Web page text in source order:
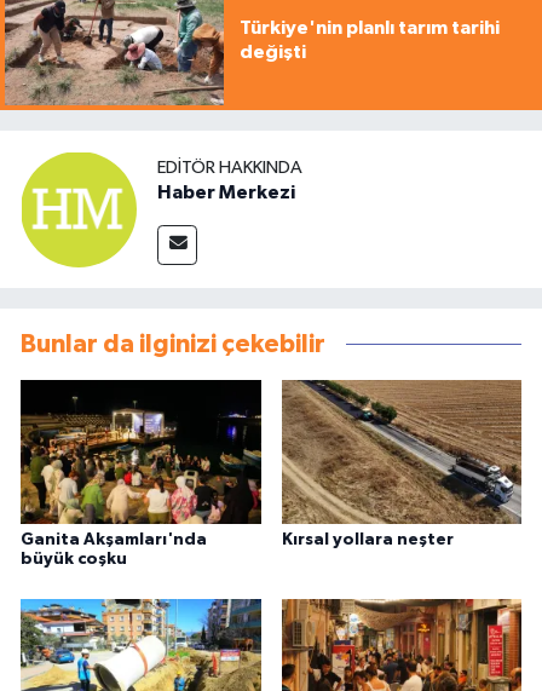
Türkiye'nin planlı tarım tarihi
değişti
EDITÖR HAKKINDA
Haber Merkezi
Bunlar da ilginizi çekebilir
Ganita Akşamları'nda
büyük coşku
Kırsal yollara neşter